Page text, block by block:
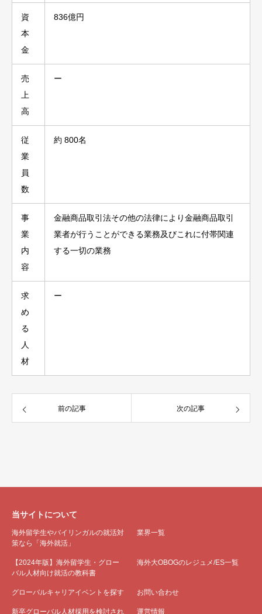
資
本
金
836億円
売
上
高
ー
従
業
員
数
約 800名
事
業
内
容
金融商品取引法その他の法律により金融商品取引
業者が行うことができる業務及びこれに付帯関連
する一切の業務
求
め
る
人
材
ー
前の記事 次の記事
当サイトについて
海外留学生やバイリンガルの就活対
策なら「海外就活」
業界一覧
【2024年版】海外留学生・グロー
バル人材向け就活の教科書
海外大OBOGのレジュメ/ES一覧
グローバルキャリアイベントを探す お問い合わせ
新卒グローバル人材採用を検討され 運営情報